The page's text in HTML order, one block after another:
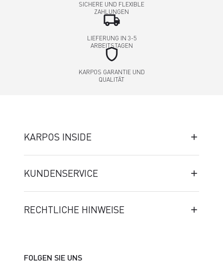
SICHERE UND FLEXIBLE
ZAHLUNGEN
local_shipping
LIEFERUNG IN 3-5
ARBEITSTAGEN
shield
KARPOS GARANTIE UND
QUALITÄT
KARPOS INSIDE
KUNDENSERVICE
RECHTLICHE HINWEISE
FOLGEN SIE UNS